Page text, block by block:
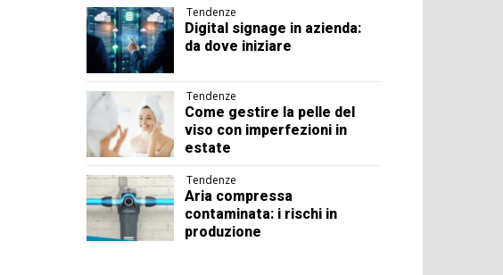
Tendenze
Digital signage in azienda:
da dove iniziare
Tendenze
Come gestire la pelle del
viso con imperfezioni in
estate
Tendenze
Aria compressa
contaminata: i rischi in
produzione